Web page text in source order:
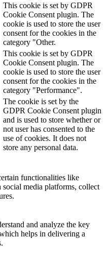
This cookie is set by GDPR
Cookie Consent plugin. The
cookie is used to store the user
consent for the cookies in the
category "Other.
This cookie is set by GDPR
Cookie Consent plugin. The
cookie is used to store the user
consent for the cookies in the
category "Performance".
The cookie is set by the
GDPR Cookie Consent plugin
and is used to store whether or
not user has consented to the
use of cookies. It does not
store any personal data.
functionalities like
media platforms, collect
and analyze the key
helps in delivering a